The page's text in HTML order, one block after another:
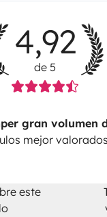
4,92
de 5
gran volumen
mejor
este